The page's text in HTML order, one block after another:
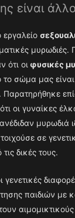
είναι
εργαλείο
μυρωδιές.
ότι οι φυσικές
το σώμα μας
Παρατηρήθηκε
οι γυναίκες
μυρωδιά
σε
δικές τους.
γενετικές
παιδιών με